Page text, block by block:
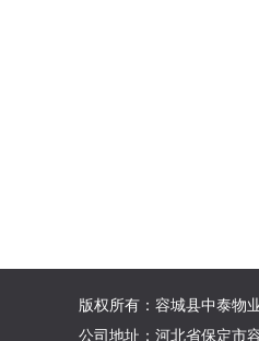
版权所有：容城县中泰物
公司地址：河北省保定市